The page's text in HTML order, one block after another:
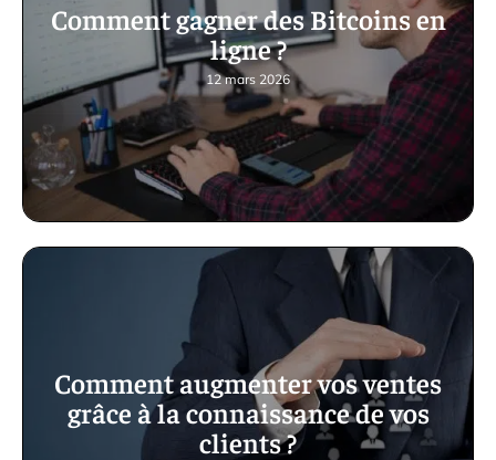
Comment gagner des Bitcoins en
ligne ?
12 mars 2026
Comment augmenter vos ventes
grâce à la connaissance de vos
clients ?